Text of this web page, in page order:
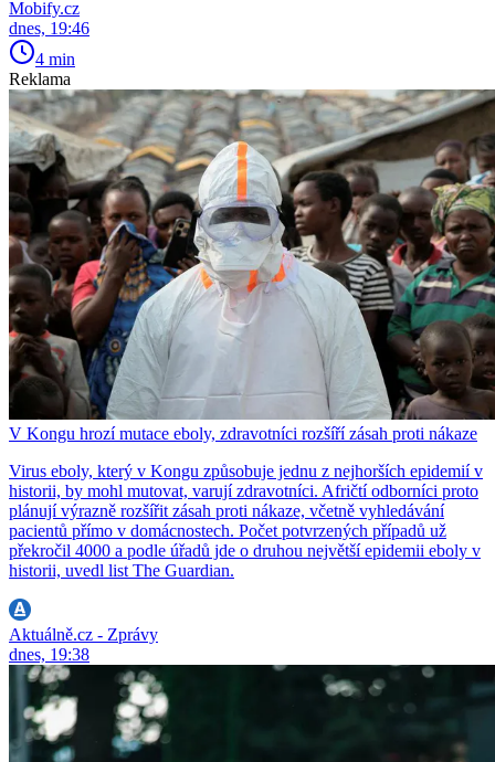
Mobify.cz
dnes, 19:46
4 min
Reklama
V Kongu hrozí mutace eboly, zdravotníci rozšíří zásah proti nákaze
Virus eboly, který v Kongu způsobuje jednu z nejhorších epidemií v
historii, by mohl mutovat, varují zdravotníci. Afričtí odborníci proto
plánují výrazně rozšířit zásah proti nákaze, včetně vyhledávání
pacientů přímo v domácnostech. Počet potvrzených případů už
překročil 4000 a podle úřadů jde o druhou největší epidemii eboly v
historii, uvedl list The Guardian.
Aktuálně.cz - Zprávy
dnes, 19:38